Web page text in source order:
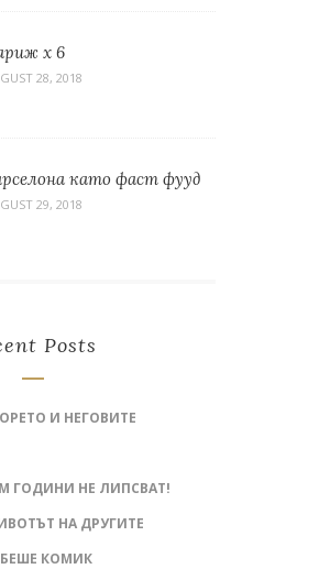
x 6
28, 2018
като фаст фууд
29, 2018
Posts
И НЕГОВИТЕ
ГОДИНИ НЕ ЛИПСВАТ!
НА ДРУГИТЕ
БЕШЕ КОМИК